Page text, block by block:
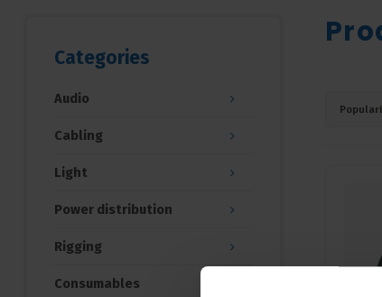
Categories
Audio
Cabling
Light
Power distribution
Rigging
Consumables